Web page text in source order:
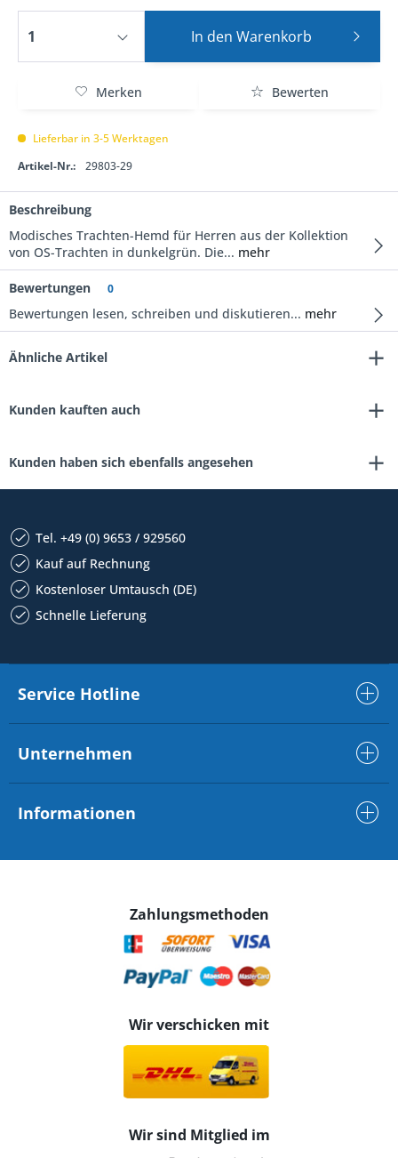
In den Warenkorb
Merken Bewerten
Lieferbar in 3-5 Werktagen
Artikel-Nr.:
29803-29
Beschreibung
Modisches Trachten-Hemd für Herren aus der Kollektion
von OS-Trachten in dunkelgrün. Die... mehr
Bewertungen 0
Bewertungen lesen, schreiben und diskutieren... mehr
Ähnliche Artikel
Kunden kauften auch
Kunden haben sich ebenfalls angesehen
Tel. +49 (0) 9653 / 929560
Kauf auf Rechnung
Kostenloser Umtausch (DE)
Schnelle Lieferung
Service Hotline
Unternehmen
Informationen
Zahlungsmethoden
Wir verschicken mit
Wir sind Mitglied im